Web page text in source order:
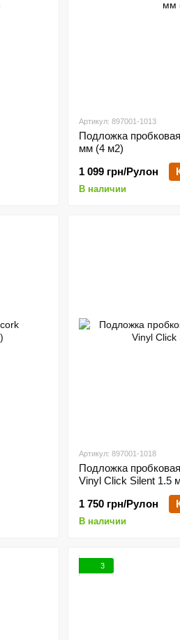
Артикул: 897001-1013
Подложка
мм (4 м2)
1 099 грн/Рулон
В наличии
Артикул: 897001-1018
Подложка
Vinyl Click Silent 1.5
1 750 грн/Рулон
В наличии
3